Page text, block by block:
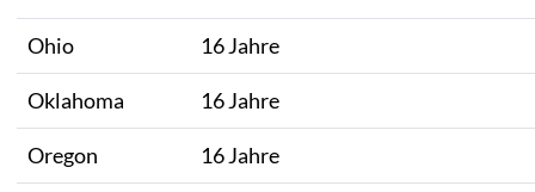
Ohio 16 Jahre
Oklahoma 16 Jahre
Oregon 16 Jahre